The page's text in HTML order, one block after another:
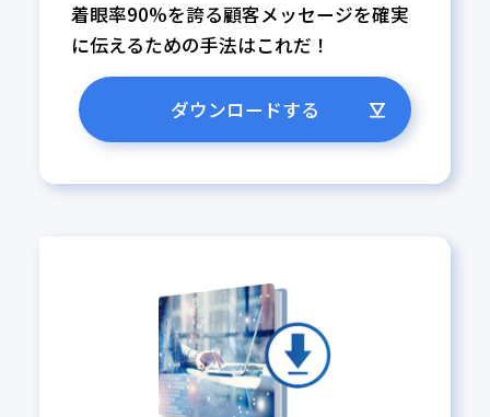
着眼率90%を誇る顧客メッセージを確実
に伝えるための手法はこれだ！
ダウンロードする